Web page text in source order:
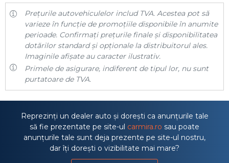
Prețurile autovehiculelor includ TVA. Acestea pot să
varieze în funcție de promoțiile disponibile în anumite
perioade. Confirmați prețurile finale și disponibilitatea
dotărilor standard și opționale la distribuitorul ales.
Imaginile afișate au caracter ilustrativ.
Primele de asigurare, indiferent de tipul lor, nu sunt
purtatoare de TVA.
Reprezinți un dealer auto și dorești ca anunțurile tale
să fie prezentate pe site-ul carmira.ro sau poate
anunțurile tale sunt deja prezente pe site-ul nostru,
dar îți dorești o vizibilitate mai mare?